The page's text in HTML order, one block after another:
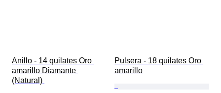
Anillo - 14 quilates Oro
amarillo Diamante
(Natural)
Pulsera - 18 quilates Oro
amarillo